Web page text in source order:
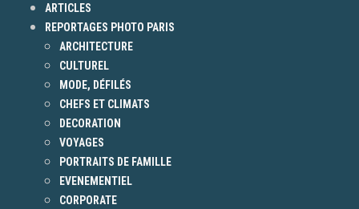
ARTICLES
REPORTAGES PHOTO PARIS
ARCHITECTURE
CULTUREL
MODE, DÉFILÉS
CHEFS ET CLIMATS
DECORATION
VOYAGES
PORTRAITS DE FAMILLE
EVENEMENTIEL
CORPORATE